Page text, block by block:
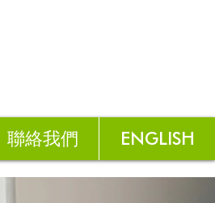
聯絡我們 ENGLISH